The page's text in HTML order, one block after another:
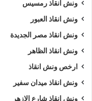
ونش انقاذ رمسيس
ونش انقاذ العبور
ونش انقاذ مصر الجديدة
ونش انقاذ الظاهر
ارخص ونش انقاذ
ونش انقاذ ميدان سفير
ونش انقاذ شارع الازهر